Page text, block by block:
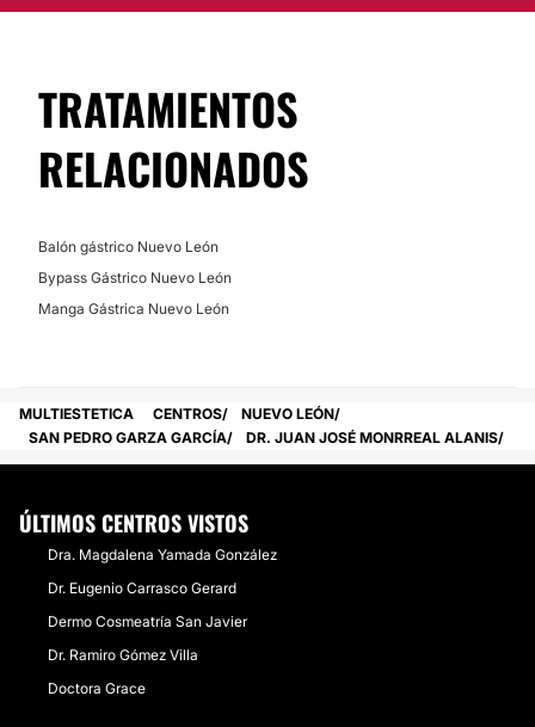
lo antes posible para que puedas conocer todo lo que
No
Financiación o facilidades de pago:
TRATAMIENTOS
RELACIONADOS
Balón gástrico Nuevo León
Bypass Gástrico Nuevo León
Manga Gástrica Nuevo León
MULTIESTETICA CENTROS
NUEVO LEÓN
SAN PEDRO GARZA GARCÍA
DR. JUAN JOSÉ MONRREAL ALANIS
ÚLTIMOS CENTROS VISTOS
Dra. Magdalena Yamada González
Dr. Eugenio Carrasco Gerard
Dermo Cosmeatría San Javier
Dr. Ramiro Gómez Villa
Doctora Grace